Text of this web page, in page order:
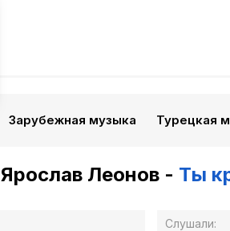
Зарубежная музыка Турецкая
Ярослав Леонов - Ты
Слушали: